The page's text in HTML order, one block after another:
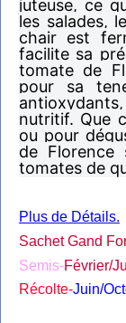
juteuse, ce
les salades,
chair est
facilite sa
tomate de
pour sa
nutritif. Que
ou pour
de Florence
tomates de
Plus de Détails.
Sachet Gand
Semis-Février/
Récolte-Juin/